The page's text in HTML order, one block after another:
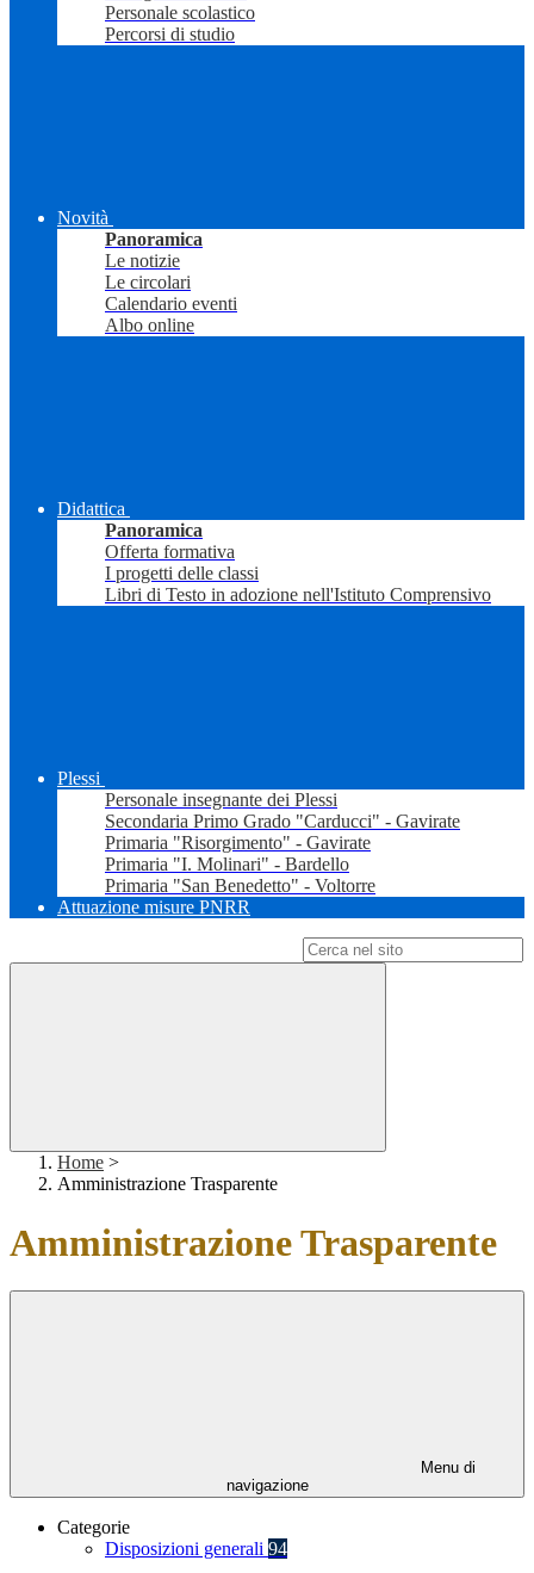
Personale scolastico
Percorsi di studio
Novità
Panoramica
Le notizie
Le circolari
Calendario eventi
Albo online
Didattica
Panoramica
Offerta formativa
I progetti delle classi
Libri di Testo in adozione nell'Istituto Comprensivo
Plessi
Personale insegnante dei Plessi
Secondaria Primo Grado "Carducci" - Gavirate
Primaria "Risorgimento" - Gavirate
Primaria "I. Molinari" - Bardello
Primaria "San Benedetto" - Voltorre
Attuazione misure PNRR
Home >
Amministrazione Trasparente
Amministrazione Trasparente
Menu di
navigazione
Categorie
Disposizioni generali 94